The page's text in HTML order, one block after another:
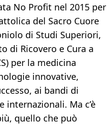
No Profit nel 2015 per
del Sacro Cuore
di Studi Superiori,
di Ricovero e Cura a
per la medicina
innovative,
ai bandi di
internazionali. Ma c’è
quello che può